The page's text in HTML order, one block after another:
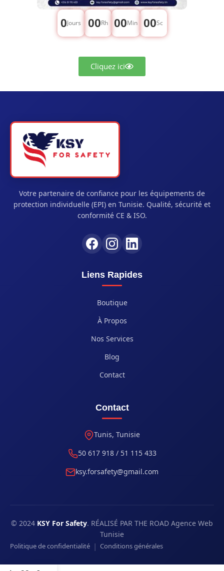
0Jours 00Rh 00Min 00Sc
Cliquez ici
Votre partenaire de confiance pour les équipements de
protection individuelle (EPI) en Tunisie. Qualité, sécurité et
conformité CE & ISO.
Liens Rapides
Boutique
À Propos
Nos Services
Blog
Contact
Contact
Tunis, Tunisie
50 617 918 / 51 115 433
ksy.forsafety@gmail.com
© 2024 KSY For Safety. RÉALISÉ PAR THE ROAD Agence Web
Tunisie
Politique de confidentialité | Conditions générales